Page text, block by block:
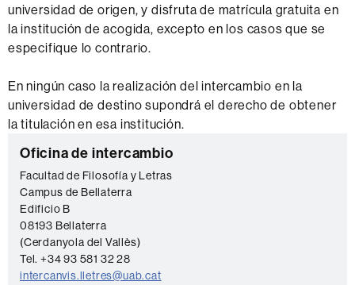
universidad de origen, y disfruta de matrícula gratuita en
la institución de acogida, excepto en los casos que se
especifique lo contrario.
En ningún caso la realización del intercambio en la
universidad de destino supondrá el derecho de obtener
la titulación en esa institución.
Información
complementaria
C
o
n
t
a
c
Oficina de intercambio
Facultad de Filosofía y Letras
Campus de Bellaterra
Edificio B
08193 Bellaterra
(Cerdanyola del Vallès)
Tel. +34 93 581 32 28
intercanvis.lletres@uab.cat